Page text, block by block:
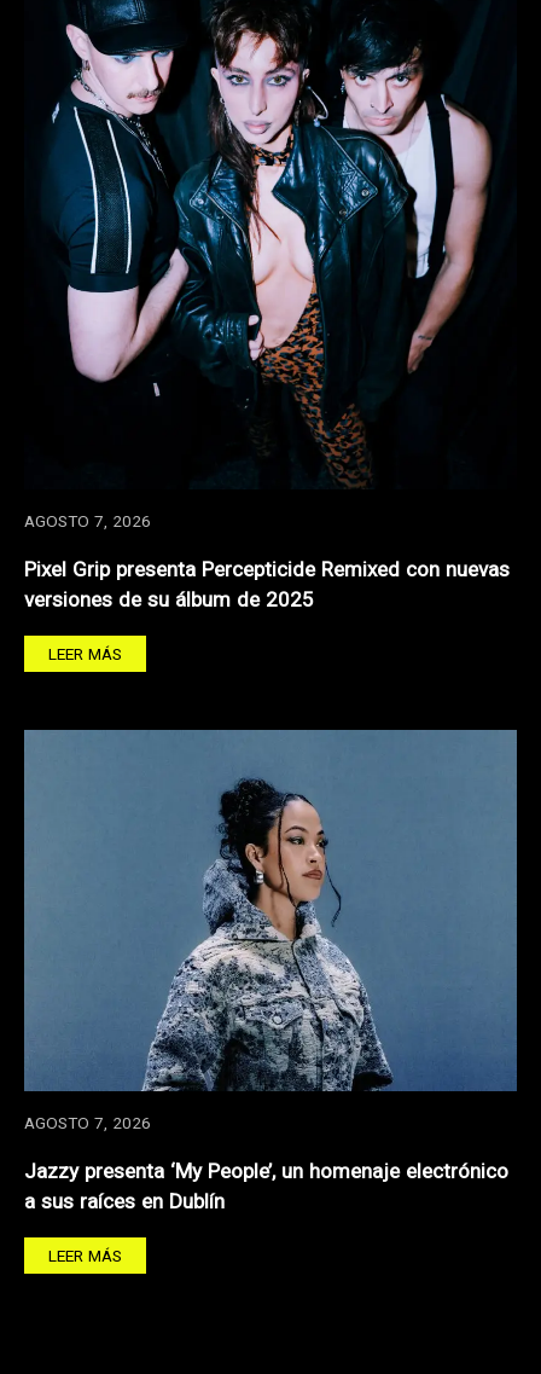
AGOSTO 7, 2026
Pixel Grip presenta Percepticide Remixed con nuevas
versiones de su álbum de 2025
LEER MÁS
AGOSTO 7, 2026
Jazzy presenta ‘My People’, un homenaje electrónico
a sus raíces en Dublín
LEER MÁS